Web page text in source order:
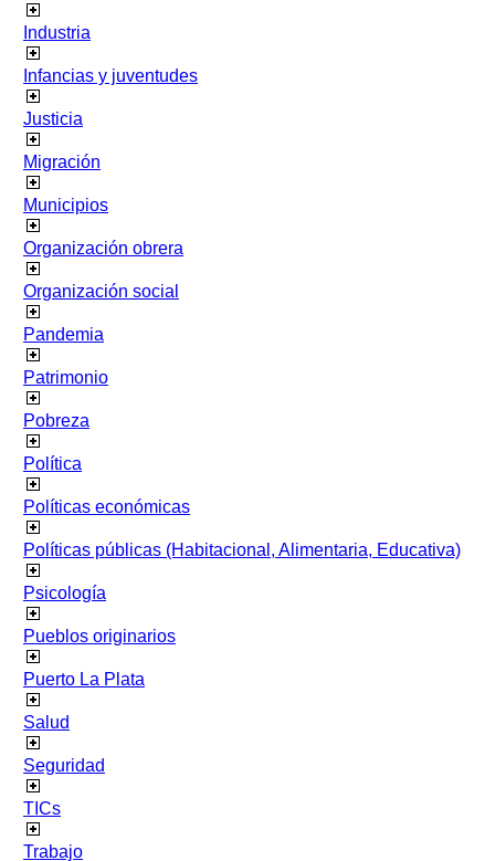
Industria
Infancias y juventudes
Justicia
Migración
Municipios
Organización obrera
Organización social
Pandemia
Patrimonio
Pobreza
Política
Políticas económicas
Políticas públicas (Habitacional, Alimentaria, Educativa)
Psicología
Pueblos originarios
Puerto La Plata
Salud
Seguridad
TICs
Trabajo